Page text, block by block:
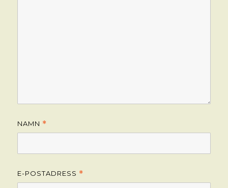
NAMN *
E-POSTADRESS *